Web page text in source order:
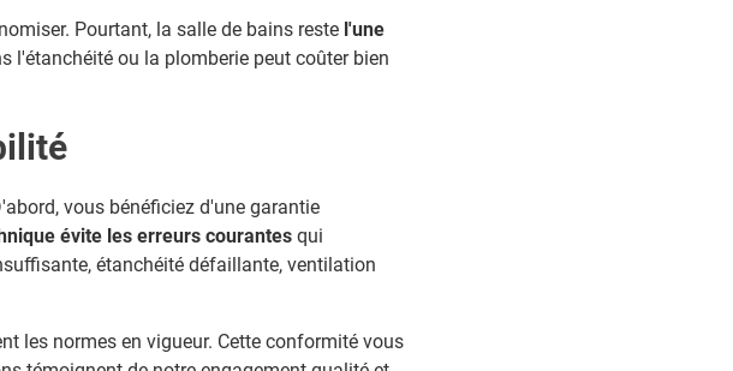
Pourtant, la salle de bains reste l'une
l'étanchéité ou la plomberie peut coûter bien
vous bénéficiez d'une garantie
évite les erreurs courantes qui
étanchéité défaillante, ventilation
les normes en vigueur. Cette conformité vous